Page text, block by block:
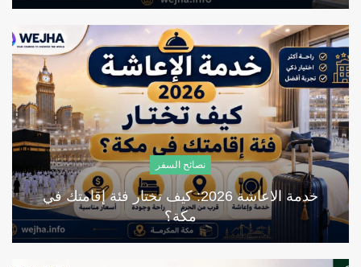
نصائح السفر
خدمة الاعاشة 2026: كيف تختار فئة إقامتك في
مكة؟